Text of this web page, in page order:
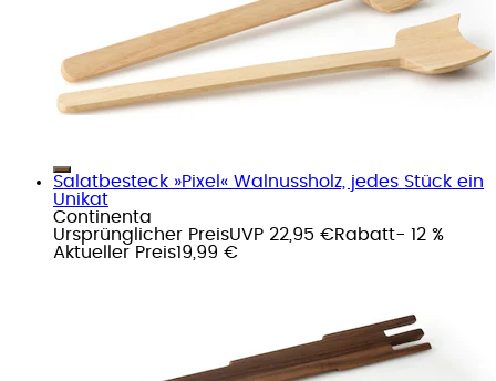
Salatbesteck »Pixel« Walnussholz, jedes Stück ein
Unikat
Continenta
Ursprünglicher PreisUVP 22,95 €Rabatt- 12 %
Aktueller Preis19,99 €